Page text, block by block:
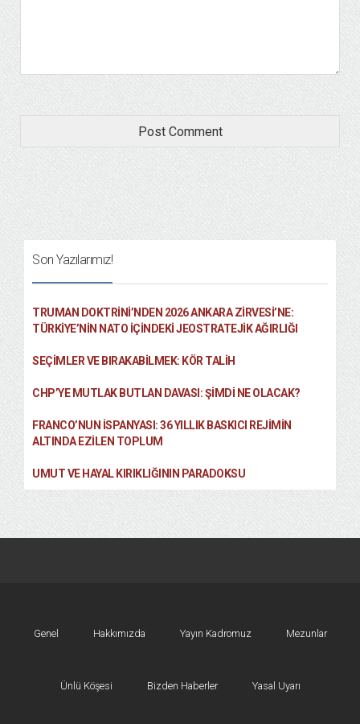
Son Yazılarımız!
TRUMAN DOKTRINI’NDEN 2026 ANKARA ZIRVESI’NE:
TÜRKIYE’NIN NATO İÇINDEKI JEOSTRATEJIK AĞIRLIĞI
SEÇIMLER VE BIRAKABILMEK: KÖR TALIH
CHP’YE MUTLAK BUTLAN DAVASI: ŞİMDİ NE OLACAK?
FRANCO’NUN İSPANYASI: 36 YILLIK BASKICI REJIMIN
ALTINDA EZILEN TOPLUM
UMUT VE HAYAL KIRIKLIĞININ PARADOKSU
Genel Hakkımızda Yayın Kadromuz Mezunlar
Ünlü Köşesi Bizden Haberler Yasal Uyarı